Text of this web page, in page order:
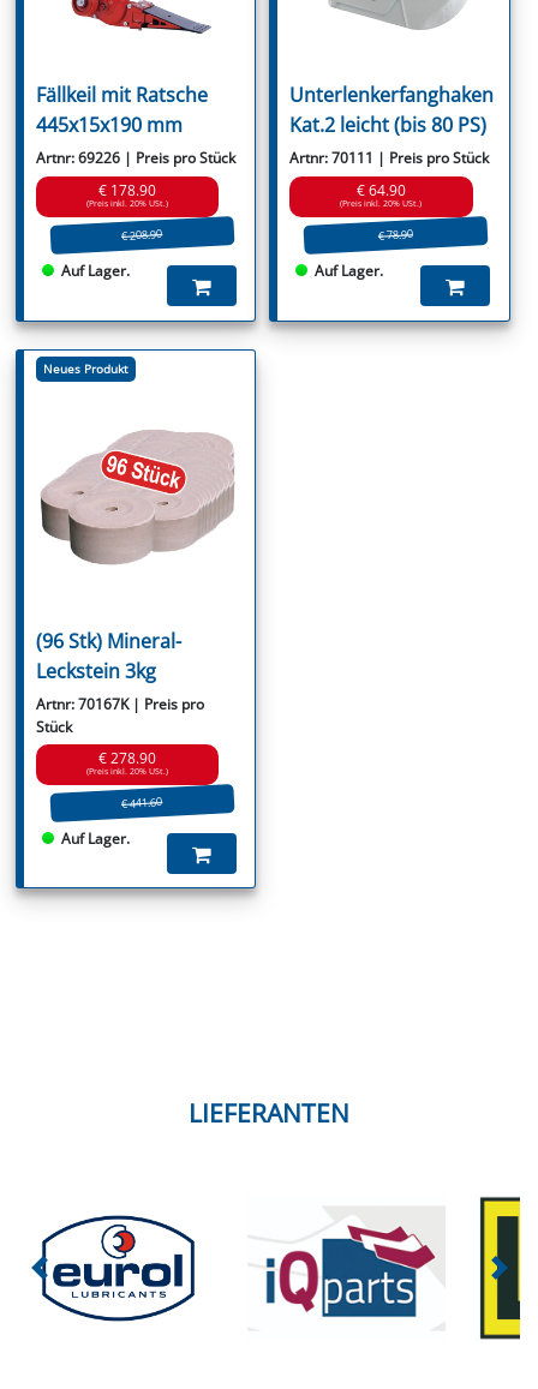
Fällkeil mit Ratsche
445x15x190 mm
Artnr: 69226 | Preis pro Stück
€ 178.90
(Preis inkl. 20% USt.)
€ 208.90
Auf Lager.
Unterlenkerfanghaken
Kat.2 leicht (bis 80 PS)
Artnr: 70111 | Preis pro Stück
€ 64.90
(Preis inkl. 20% USt.)
€ 78.90
Auf Lager.
Neues Produkt
(96 Stk) Mineral-
Leckstein 3kg
Artnr: 70167K | Preis pro
Stück
€ 278.90
(Preis inkl. 20% USt.)
€ 441.60
Auf Lager.
LIEFERANTEN